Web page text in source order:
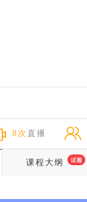
8次 直播
课程大纲